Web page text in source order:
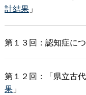
計結果」
第１３回：認知症に
第１２回：「県立古
果」